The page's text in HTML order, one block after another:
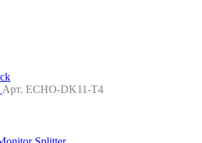
Арт. ECHO-DK11-T4